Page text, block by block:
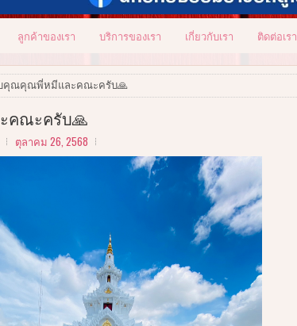
ลูกค้าของเรา บริการของเรา เกี่ยวกับเรา ติดต่อเรา
คุณคุณพี่หมีและคณะครับ🙏
ณะครับ🙏
ตุลาคม 26, 2568